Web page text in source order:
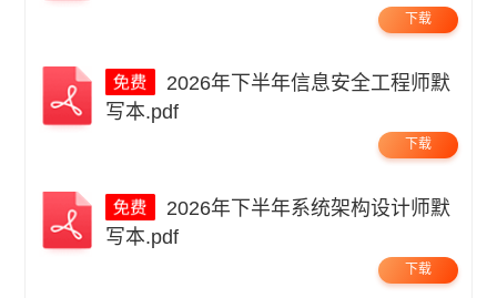
下载
写本.pdf
下载
写本.pdf
下载